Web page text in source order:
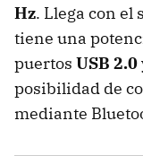
Hz. Llega con el
tiene una
puertos USB 2.0
posibilidad de
mediante